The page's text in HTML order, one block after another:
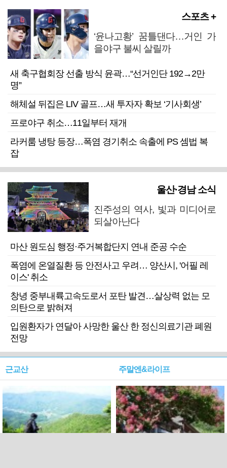
스포츠 +
‘윤나고황’ 꿈틀댄다…거인 가
을야구 불씨 살릴까
새 축구협회장 선출 방식 윤곽…“선거인단 192→2만
명”
해체설 뒤집은 LIV 골프…새 투자자 확보 ‘기사회생’
프로야구 취소…11일부터 재개
라커룸 냉탕 등장…폭염 경기취소 속출에 PS 셈법 복
잡
울산·경남 소식
진주성의 역사, 빛과 미디어로
되살아난다
마산 원도심 행정·주거복합단지 연내 준공 수순
폭염에 온열질환 등 안전사고 우려… 양산시, '어필 레
이스' 취소
창녕 중부내륙고속도로서 포탄 발견…살상력 없는 모
의탄으로 밝혀져
입원환자가 연달아 사망한 울산 한 정신의료기관 폐원
전망
근교산 주말엔&라이프